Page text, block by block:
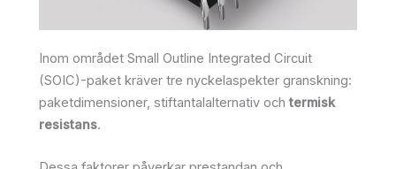
Inom området Small Outline Integrated Circuit
(SOIC)-paket kräver tre nyckelaspekter granskning:
paketdimensioner, stiftantalalternativ och termisk
resistans.